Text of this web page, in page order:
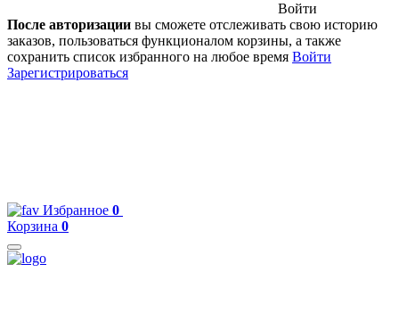
Войти
После авторизации вы сможете отслеживать свою историю
заказов, пользоваться функционалом корзины, а также
сохранить список избранного на любое время Войти
Зарегистрироваться
Избранное 0
Корзина 0